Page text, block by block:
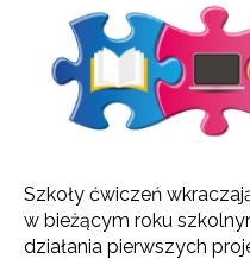
Szkoły ćwiczeń
w bieżącym roku
działania pierwszych